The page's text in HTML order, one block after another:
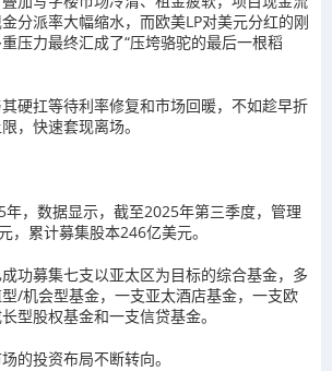
分派率大幅缩水，而欧美LP对美元分红的刚
压力最终汇成了“压垮骆驼的最后一根稻
硬扛等待利率修复和市场回暖，不如趁早折
，快速套现离场。
，数据显示，截至2025年第三季度，管理
，累计募集股本246亿美元。
功募集七支以亚太区为目标的综合基金，多
/机会型基金，一支亚太酒店基金，一支欧
型股权基金和一支信贷基金。
的投资布局不断转向。